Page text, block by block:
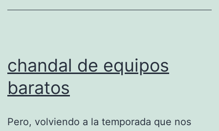
chandal de equipos
baratos
Pero, volviendo a la temporada que nos